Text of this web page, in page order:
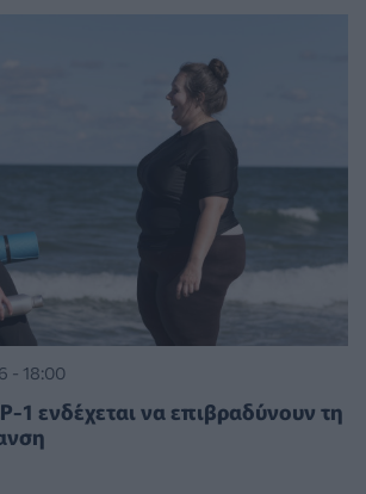
- 18:00
1 ενδέχεται να επιβραδύνουν τη